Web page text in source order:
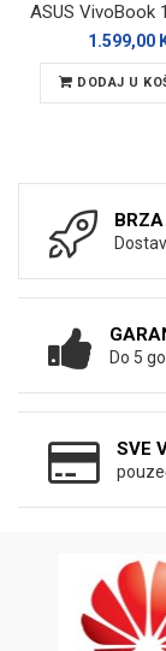
1.599,00
DODAJ U
Do 5
SVE